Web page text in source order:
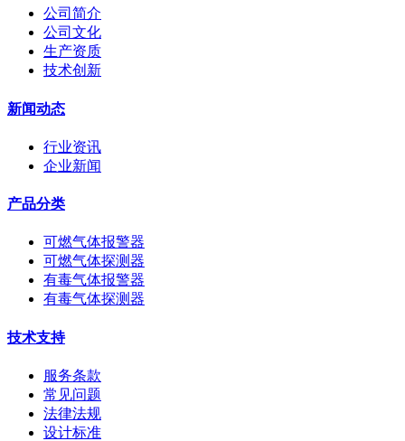
公司简介
公司文化
生产资质
技术创新
新闻动态
行业资讯
企业新闻
产品分类
可燃气体报警器
可燃气体探测器
有毒气体报警器
有毒气体探测器
技术支持
服务条款
常见问题
法律法规
设计标准